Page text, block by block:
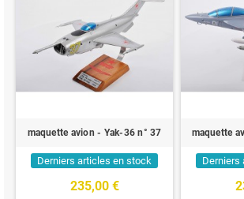
maquette avion - Yak-36 n° 37
Derniers articles en stock
235,00 €
maquette
Derniers